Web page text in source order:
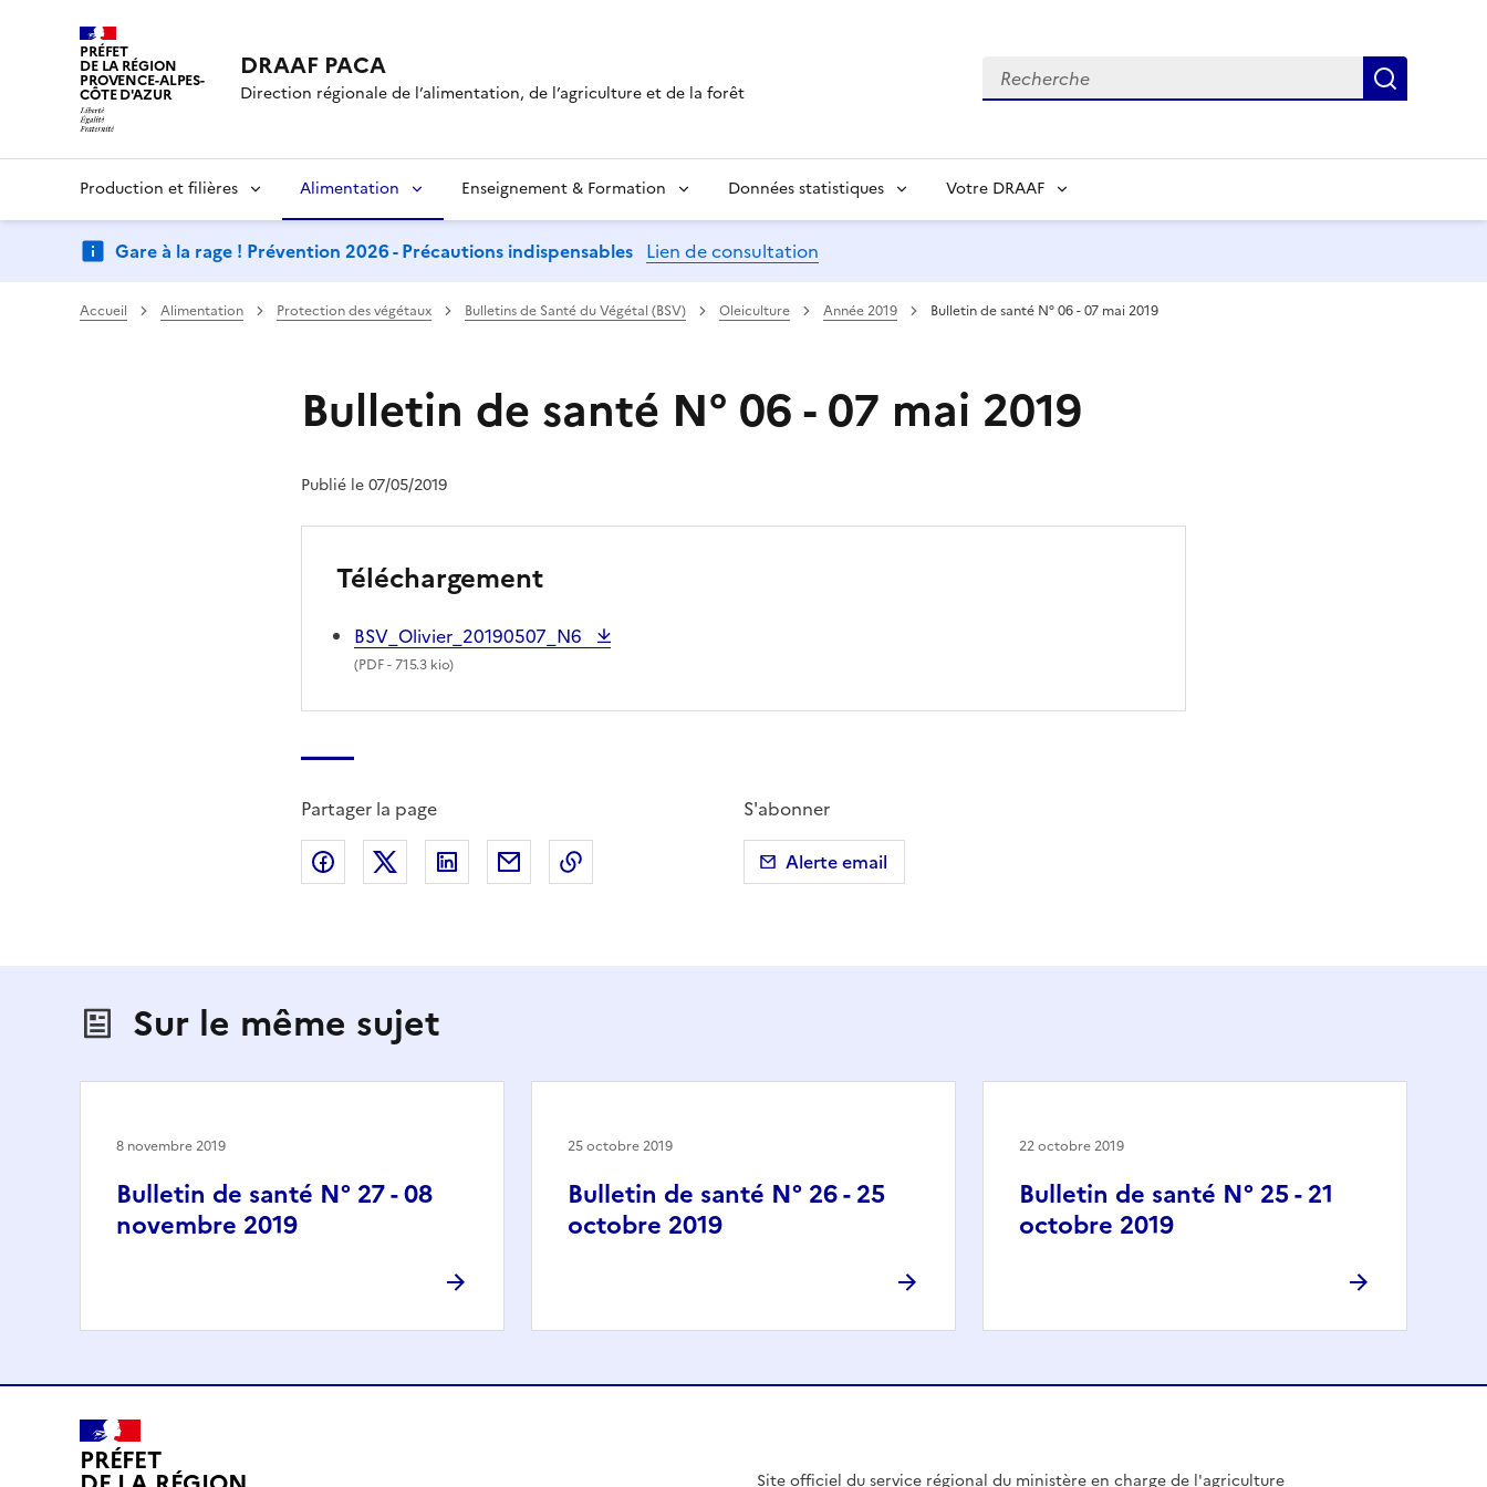
PRÉFET
DE LA RÉGION
PROVENCE-ALPES-
CÔTE D'AZUR
DRAAF PACA
Direction régionale de l’alimentation, de l’agriculture et de la forêt
Recherche
Production et filières Alimentation Enseignement & Formation Données statistiques Votre DRAAF
Gare à la rage ! Prévention 2026 - Précautions indispensables Lien de consultation
Accueil Alimentation Protection des végétaux Bulletins de Santé du Végétal (BSV) Oleiculture Année 2019 Bulletin de santé N° 06 - 07 mai 2019
Bulletin de santé N° 06 - 07 mai 2019
Publié le 07/05/2019
Téléchargement
BSV_Olivier_20190507_N6
(PDF- 715.3 kio)
Partager la page
Partager sur Facebook
Partager sur X (anciennement Twitter)
Partager sur LinkedIn
Partager par emailCopier dans le presse-papier
S'abonner
Alerte email
Sur le même sujet
Bulletin de santé N° 27 - 08
novembre 2019
8 novembre 2019
Bulletin de santé N° 26 - 25
octobre 2019
25 octobre 2019
Bulletin de santé N° 25 - 21
octobre 2019
22 octobre 2019
PRÉFET
Site officiel du service régional du ministère en charge de l'agriculture